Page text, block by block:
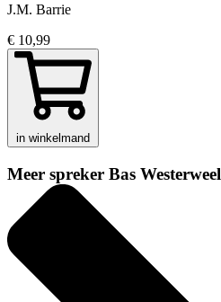
J.M. Barrie
€ 10,99
in winkelmand
Meer spreker Bas Westerweel